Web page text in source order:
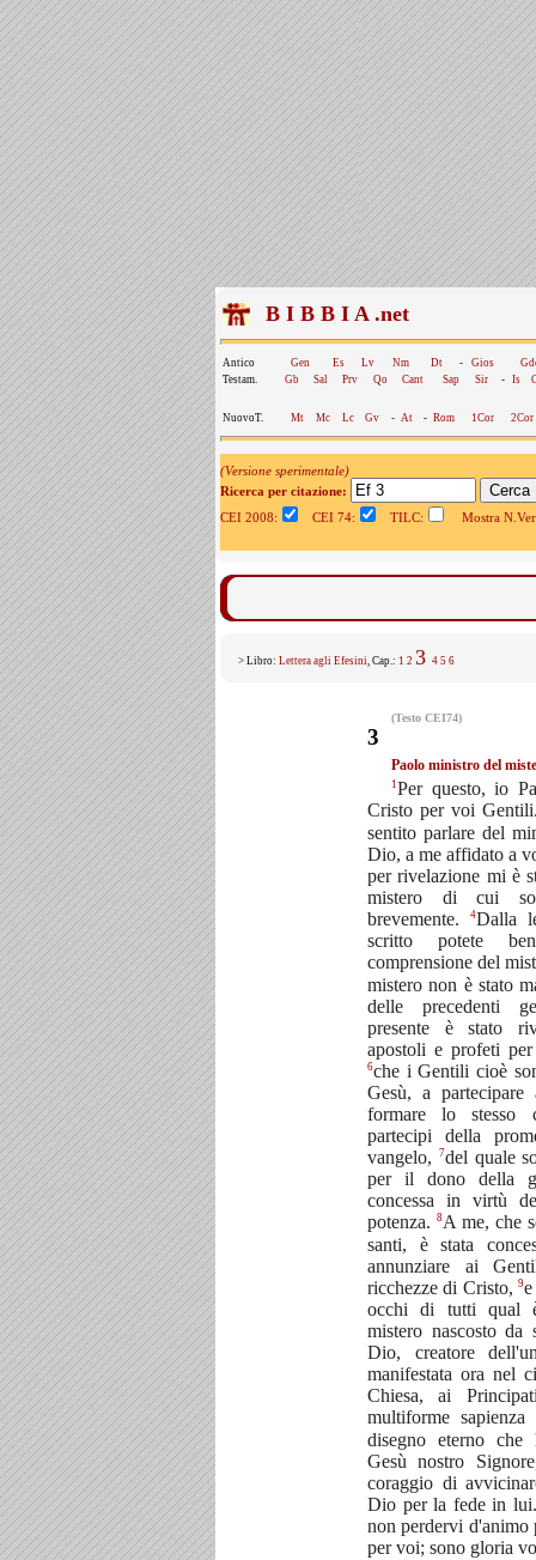
B I B B I A .net
Antico Gen Es Lv Nm Dt - Gios
Testam.
Gb Sal Prv Qo Cant Sap Sir - Is
NuovoT. Mt Mc Lc Gv - At - Rom 1Cor 2Cor
(Versione sperimentale)
Ricerca per citazione:
CEI 2008:
CEI 74: TILC: Mostra
> Libro: Lettera agli Efesini, Cap.: 1 2 3 4 5 6
(Testo CEI74)
3
Paolo ministro del
1Per questo, io
Cristo per voi
sentito parlare del
Dio, a me affidato a
per rivelazione mi è
mistero di cui
brevemente.
4Dalla
scritto potete
comprensione del
mistero non è stato
delle precedenti
presente è stato
apostoli e profeti
6che i Gentili cioè
Gesù, a partecipare
formare lo stesso
partecipi della
vangelo,
7del quale
per il dono della
concessa in virtù
potenza. 8A me, che
santi, è stata
annunziare ai
ricchezze di Cristo,9
occhi di tutti qual
mistero nascosto
Dio, creatore
manifestata ora nel
Chiesa, ai
multiforme
disegno eterno
Gesù nostro
coraggio di
Dio per la fede in
non perdervi
per voi; sono gloria